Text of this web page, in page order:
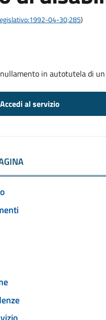
04-30;285)
in autotutela di
Accedi al servizio